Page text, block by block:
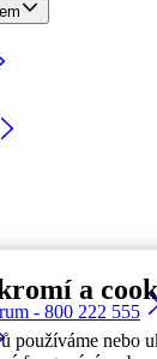
a
používáme nebo
- 800 222 555